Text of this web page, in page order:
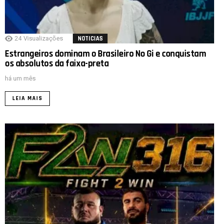
24 Visualizações NOTICIAS
Estrangeiros dominam o Brasileiro No Gi e conquistam
os absolutos da faixa-preta
há um mês
LEIA MAIS